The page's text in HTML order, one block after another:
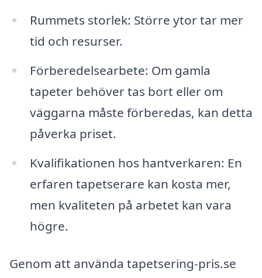
Rummets storlek: Större ytor tar mer
tid och resurser.
Förberedelsearbete: Om gamla
tapeter behöver tas bort eller om
väggarna måste förberedas, kan detta
påverka priset.
Kvalifikationen hos hantverkaren: En
erfaren tapetserare kan kosta mer,
men kvaliteten på arbetet kan vara
högre.
Genom att använda tapetsering-pris.se